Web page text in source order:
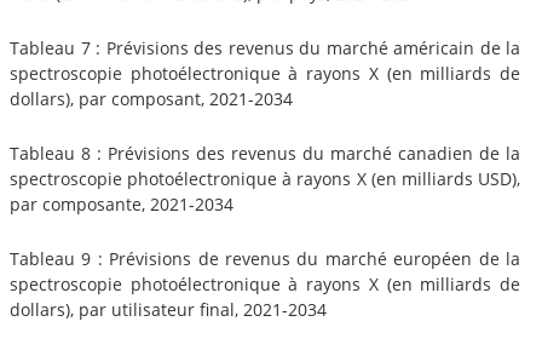
Tableau 7 : Prévisions des revenus du marché américain de la
spectroscopie photoélectronique à rayons X (en milliards de
dollars), par composant, 2021-2034
Tableau 8 : Prévisions des revenus du marché canadien de la
spectroscopie photoélectronique à rayons X (en milliards USD),
par composante, 2021-2034
Tableau 9 : Prévisions de revenus du marché européen de la
spectroscopie photoélectronique à rayons X (en milliards de
dollars), par utilisateur final, 2021-2034